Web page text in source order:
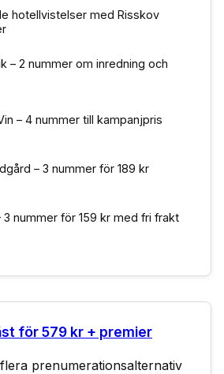
hotellvistelser med Risskov
– 2 nummer om inredning och
– 4 nummer till kampanjpris
– 3 nummer för 189 kr
3 nummer för 159 kr med fri frakt
för 579 kr + premier
prenumerationsalternativ